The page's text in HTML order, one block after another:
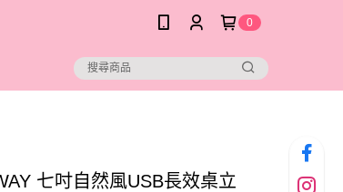
0
七吋自然風USB長效桌立